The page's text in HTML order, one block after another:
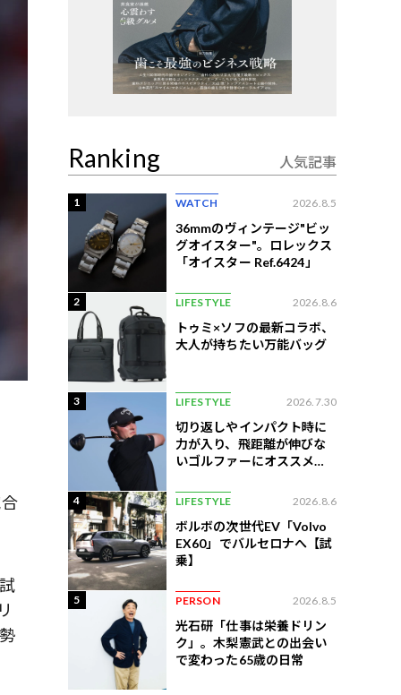
Ranking 人気記事
1 WATCH 2026.8.5
36mmのヴィンテージ"ビッ
グオイスター"。ロレックス
「オイスター Ref.6424」
2 LIFESTYLE 2026.8.6
トゥミ×ソフの最新コラボ、
大人が持ちたい万能バッグ
3 LIFESTYLE 2026.7.30
切り返しやインパクト時に
力が入り、飛距離が伸びな
いゴルファーにオススメの
4 LIFESTYLE 2026.8.6
ボルボの次世代EV「Volvo
EX60」でバルセロナへ【試
乗】
5 PERSON 2026.8.5
光石研「仕事は栄養ドリン
ク」。木梨憲武との出会い
で変わった65歳の日常